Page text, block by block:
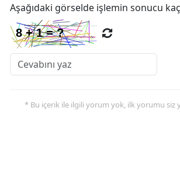
Aşağıdaki görselde işlemin sonucu
* Bu içerik ile ilgili yorum yok, ilk yorumu siz